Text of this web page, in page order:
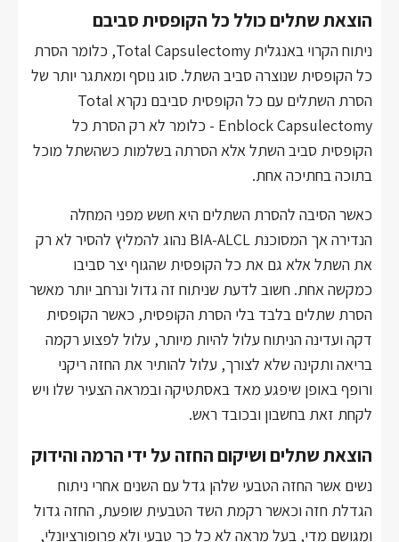
הוצאת שתלים כולל כל הקופסית סביבם
ניתוח הקרוי באנגלית Total Capsulectomy, כלומר הסרת
כל הקופסית שנוצרה סביב השתל. סוג נוסף ומאתגר יותר של
הסרת השתלים עם כל הקופסית סביבם נקרא Total
Enblock Capsulectomy - כלומר לא רק הסרת כל
הקופסית סביב השתל אלא הסרתה בשלמות כשהשתל מוכל
בתוכה בחתיכה אחת.
כאשר הסיבה להסרת השתלים היא חשש מפני המחלה
הנדירה אך המסוכנת BIA-ALCL נהוג להמליץ להסיר לא רק
את השתל אלא גם את כל הקופסית שהגוף יצר סביבו
כמקשה אחת. חשוב לדעת שניתוח זה גדול ונרחב יותר מאשר
הסרת שתלים בלבד בלי הסרת הקופסית, כאשר הקופסית
דקה ועדינה הניתוח עלול להיות מיותר, עלול לפצוע רקמה
בריאה ותקינה שלא לצורך, עלול להותיר את החזה ריקני
ורופף באופן שיפגע מאד באסתטיקה ובמראה הצעיר שלו ויש
לקחת זאת בחשבון ובכובד ראש.
הוצאת שתלים ושיקום החזה על ידי הרמה והידוק
נשים אשר החזה הטבעי שלהן גדל עם השנים אחרי ניתוח
הגדלת חזה וכאשר רקמת השד הטבעית שופעת, החזה גדול
ומגושם מדי, בעל מראה לא כל כך טבעי ולא פרופורציונלי,